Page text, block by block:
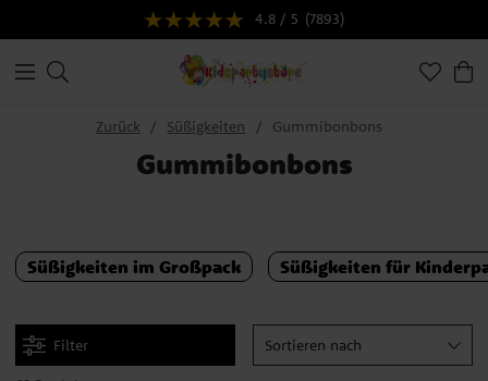
4.8 / 5 (7893)
Zurück Süßigkeiten Gummibonbons
Gummibonbons
Süßigkeiten im Großpack Süßigkeiten für
Filter Sortieren nach